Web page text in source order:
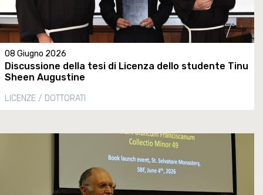
08 Giugno 2026
Discussione della tesi di Licenza dello studente Tinu
Sheen Augustine
LICENZE / DOTTORATI